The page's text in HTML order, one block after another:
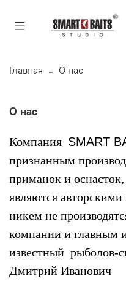
Главная О нас
О нас
Компания SMART
признанным
приманок и
являются
никем не
компании и главным
извеcтный рыболов-
Дмитрий Иванович